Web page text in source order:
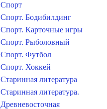
Спорт
Спорт. Бодибилдинг
Спорт. Карточные игры
Спорт. Рыболовный
Спорт. Футбол
Спорт. Хоккей
Старинная литература
Старинная литература.
Древневосточная